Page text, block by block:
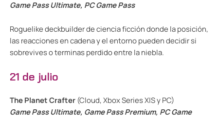
Game Pass Ultimate, PC Game Pass
Roguelike deckbuilder de ciencia ficción donde la posición,
las reacciones en cadena y el entorno pueden decidir si
sobrevives o terminas perdido entre la niebla.
21 de julio
The Planet Crafter (Cloud, Xbox Series X|S y PC)
Game Pass Ultimate, Game Pass Premium, PC Game